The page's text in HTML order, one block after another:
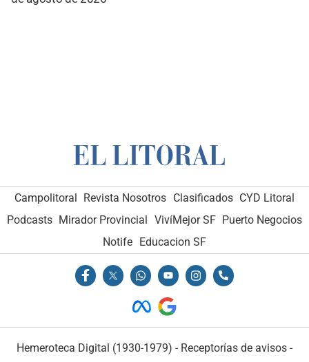
Campolitoral Revista Nosotros Clasificados CYD Litoral
Podcasts Mirador Provincial VivíMejor SF Puerto Negocios
Notife Educacion SF
Hemeroteca Digital (1930-1979) - Receptorías de avisos -